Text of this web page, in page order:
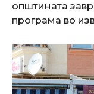
општината
програма во